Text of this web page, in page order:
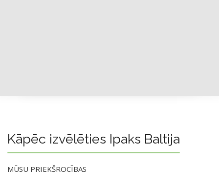
Kāpēc izvēlēties Ipaks Baltija
MŪSU PRIEKŠROCĪBAS